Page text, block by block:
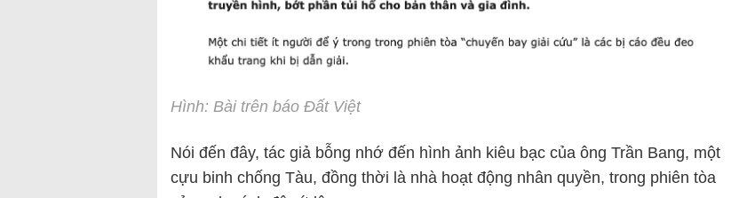
Hình: Bài trên báo Đất Việt
Nói đến đây, tác giả bỗng nhớ đến hình ảnh kiêu bạc của ông Trần Bang, một
cựu binh chống Tàu, đồng thời là nhà hoạt động nhân quyền, trong phiên tòa